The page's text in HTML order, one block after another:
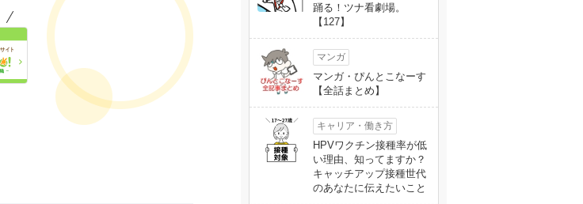
踊る！ツナ看劇場。
【127】
マンガ
マンガ・ぴんとこなーす
【全話まとめ】
キャリア・働き方
HPVワクチン接種率が低
い理由、知ってますか？
キャッチアップ接種世代
のあなたに伝えたいこと